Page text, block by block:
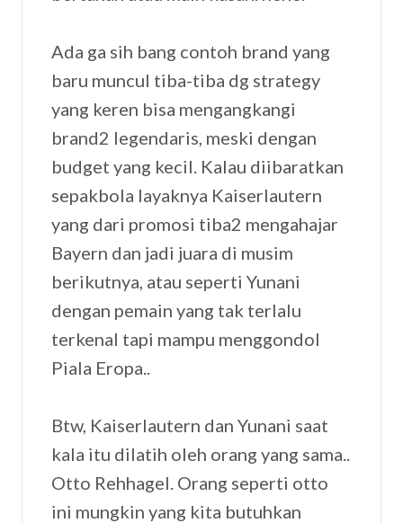
Ada ga sih bang contoh brand yang
baru muncul tiba-tiba dg strategy
yang keren bisa mengangkangi
brand2 legendaris, meski dengan
budget yang kecil. Kalau diibaratkan
sepakbola layaknya Kaiserlautern
yang dari promosi tiba2 mengahajar
Bayern dan jadi juara di musim
berikutnya, atau seperti Yunani
dengan pemain yang tak terlalu
terkenal tapi mampu menggondol
Piala Eropa..
Btw, Kaiserlautern dan Yunani saat
kala itu dilatih oleh orang yang sama..
Otto Rehhagel. Orang seperti otto
ini mungkin yang kita butuhkan